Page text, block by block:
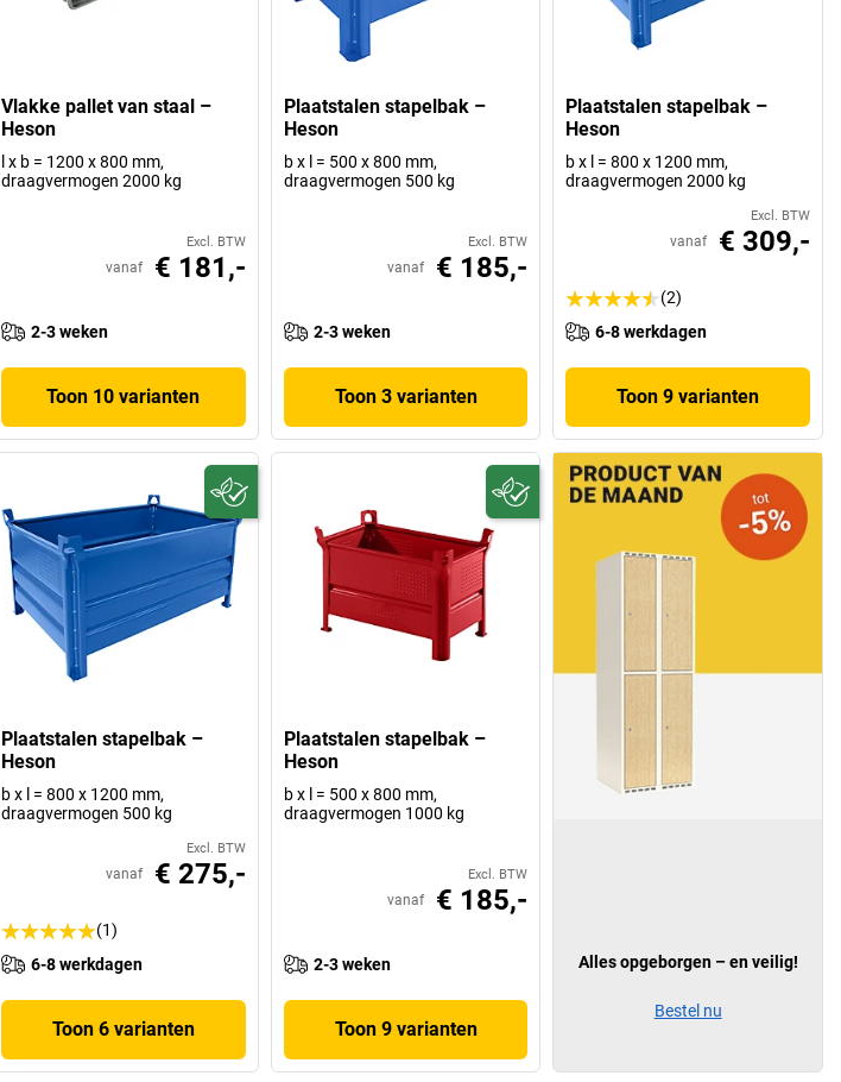
Vlakke pallet van staal –
Heson
l x b = 1200 x 800 mm,
draagvermogen 2000 kg
Excl. BTW
vanaf € 181,-
2-3 weken
Toon 10 varianten
Plaatstalen stapelbak –
Heson
b x l = 500 x 800 mm,
draagvermogen 500 kg
Excl. BTW
vanaf € 185,-
2-3 weken
Toon 3 varianten
Plaatstalen stapelbak –
Heson
b x l = 800 x 1200 mm,
draagvermogen 2000 kg
Excl. BTW
vanaf € 309,-
(2)
6-8 werkdagen
Toon 9 varianten
Plaatstalen stapelbak –
Heson
b x l = 800 x 1200 mm,
draagvermogen 500 kg
Excl. BTW
vanaf € 275,-
(1)
6-8 werkdagen
Toon 6 varianten
Plaatstalen stapelbak –
Heson
b x l = 500 x 800 mm,
draagvermogen 1000 kg
Excl. BTW
vanaf € 185,-
2-3 weken
Toon 9 varianten
Alles opgeborgen – en veilig!
Bestel nu